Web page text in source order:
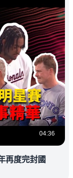
04:36
再度完封國